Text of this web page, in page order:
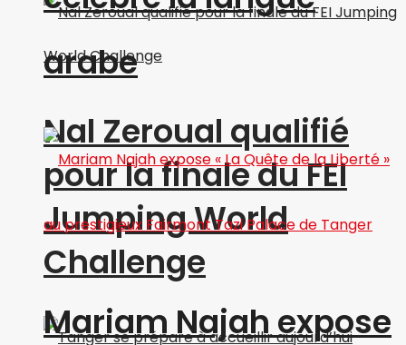
Nal Zeroual qualifié
pour la finale du FEI
Jumping World
Challenge
arabe
Mariam Najah expose